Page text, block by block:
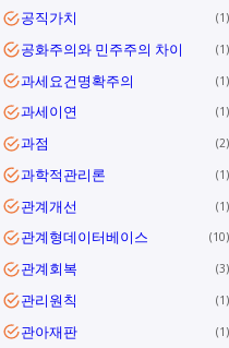
공직가치 1
공화주의와 민주주의 차이 1
과세요건명확주의 1
과세이연 1
과점 2
과학적관리론 1
관계개선 1
관계형데이터베이스 10
관계회복 3
관리원칙 1
관아재판 1